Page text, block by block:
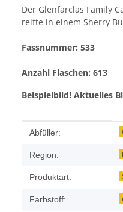
Der Glenfarclas Family
reifte in einem Sherry
Fassnummer: 533
Anzahl Flaschen: 613
Beispielbild! Aktuelles
Produkteigenschaft
Wert
Abfüller:
Region:
Produktart:
Farbstoff: